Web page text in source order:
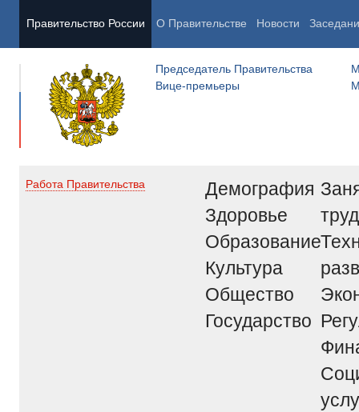
Правительство России О Правительстве Новости
Председатель Правительства
Вице-премьеры
Работа Правительства
Демография
Здоровье
Образование
Культура
Общество
Государство
труд